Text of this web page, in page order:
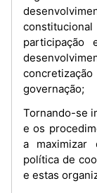
participação
governação;
Tornando-se
e os
a maximizar
política de
e estas